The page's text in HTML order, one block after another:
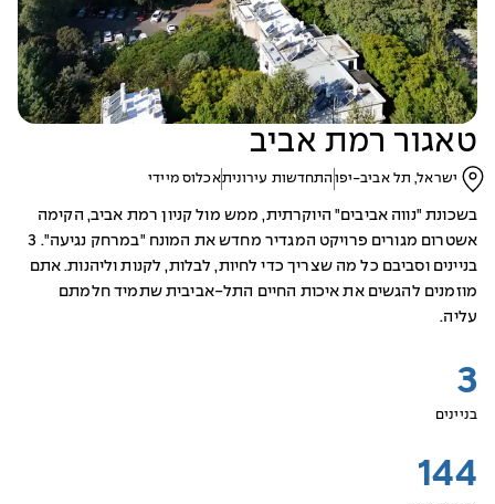
טאגור רמת אביב
ישראל, תל אביב-יפו התחדשות עירוניתאכלוס מיידי
בשכונת "נווה אביבים" היוקרתית, ממש מול קניון רמת אביב, הקימה
אשטרום מגורים פרויקט המגדיר מחדש את המונח "במרחק נגיעה". 3
בניינים וסביבם כל מה שצריך כדי לחיות, לבלות, לקנות וליהנות. אתם
מוזמנים להגשים את איכות החיים התל-אביבית שתמיד חלמתם
עליה.
3
בניינים
144